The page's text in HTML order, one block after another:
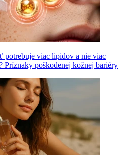
potrebuje viac lipidov a nie viac
Príznaky poškodenej kožnej bariéry